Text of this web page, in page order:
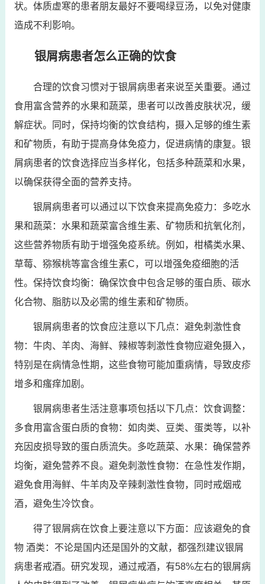
状。体质虚寒的患者朋友最好不要喝绿豆汤，以免对健康
造成不利影响。
银屑病患者怎么正确的饮食
合理的饮食习惯对于银屑病患者来说至关重要。通过
食用富含营养的水果和蔬菜，患者可以改善皮肤状况，缓
解症状。同时，保持均衡的饮食结构，摄入足够的维生素
和矿物质，有助于提高身体免疫力，促进病情的康复。银
屑病患者的饮食选择应当多样化，包括多种蔬菜和水果，
以确保获得全面的营养支持。
银屑病患者可以通过以下饮食来提高免疫力：多吃水
果和蔬菜：水果和蔬菜富含维生素、矿物质和抗氧化剂，
这些营养物质有助于增强免疫系统。例如，柑橘类水果、
草莓、猕猴桃等富含维生素C，可以增强免疫细胞的活
性。保持饮食均衡：确保饮食中包含足够的蛋白质、碳水
化合物、脂肪以及必需的维生素和矿物质。
银屑病患者的饮食应注意以下几点：避免刺激性食
物：牛肉、羊肉、海鲜、辣椒等刺激性食物应避免摄入，
特别是在病情急性期，这些食物可能加重病情，导致皮疹
增多和瘙痒加剧。
银屑病患者生活注意事项包括以下几点：饮食调整：
多食用富含蛋白质的食物：如肉类、豆类、蛋类等，以补
充因皮损导致的蛋白质流失。多吃蔬菜、水果：确保营养
均衡，避免营养不良。避免刺激性食物：在急性发作期，
避免食用海鲜、牛羊肉及辛辣刺激性食物，同时戒烟戒
酒，避免生冷饮食。
得了银屑病在饮食上要注意以下方面：应该避免的食
物 酒类：不论是国内还是国外的文献，都强烈建议银屑
病患者戒酒。研究发现，通过戒酒，有58%左右的银屑病